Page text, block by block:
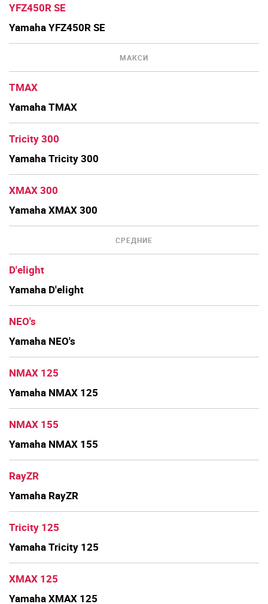
YFZ450R SE
Yamaha YFZ450R SE
МАКСИ
TMAX
Yamaha TMAX
Tricity 300
Yamaha Tricity 300
XMAX 300
Yamaha XMAX 300
СРЕДНИЕ
D'elight
Yamaha D'elight
NEO's
Yamaha NEO's
NMAX 125
Yamaha NMAX 125
NMAX 155
Yamaha NMAX 155
RayZR
Yamaha RayZR
Tricity 125
Yamaha Tricity 125
XMAX 125
Yamaha XMAX 125